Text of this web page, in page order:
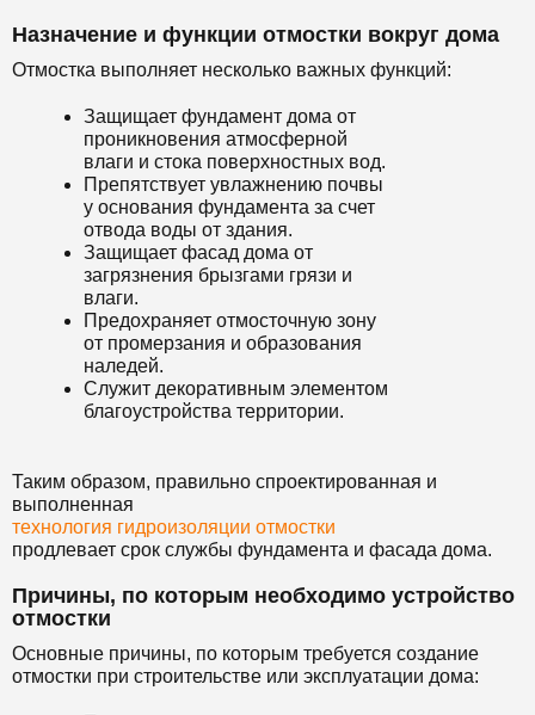
Назначение и функции отмостки вокруг дома
Отмостка выполняет несколько важных функций:
Защищает фундамент дома от
проникновения атмосферной
влаги и стока поверхностных вод.
Препятствует увлажнению почвы
у основания фундамента за счет
отвода воды от здания.
Защищает фасад дома от
загрязнения брызгами грязи и
влаги.
Предохраняет отмосточную зону
от промерзания и образования
наледей.
Служит декоративным элементом
благоустройства территории.
Таким образом, правильно спроектированная и
выполненная
технология гидроизоляции отмостки
продлевает срок службы фундамента и фасада дома.
Причины, по которым необходимо устройство
отмостки
Основные причины, по которым требуется создание
отмостки при строительстве или эксплуатации дома: